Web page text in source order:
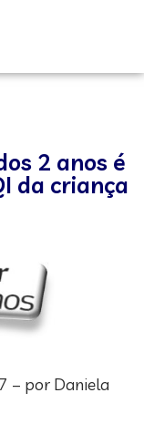
2 anos é
da criança
– por Daniela